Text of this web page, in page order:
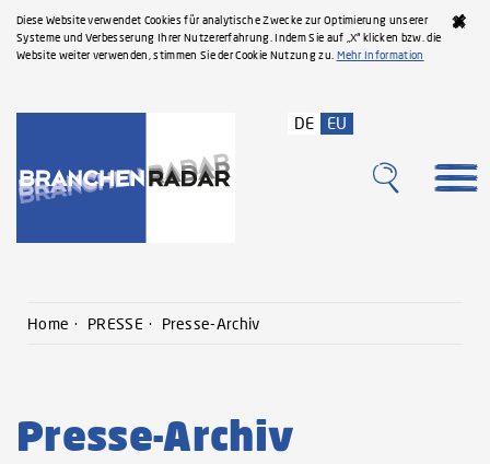
Diese Website verwendet Cookies für analytische Zwecke zur Optimierung unserer
Systeme und Verbesserung Ihrer Nutzererfahrung. Indem Sie auf „X“ klicken bzw. die
Website weiter verwenden, stimmen Sie der Cookie Nutzung zu. Mehr Information
DE EU
Home PRESSE Presse-Archiv
Presse-Archiv